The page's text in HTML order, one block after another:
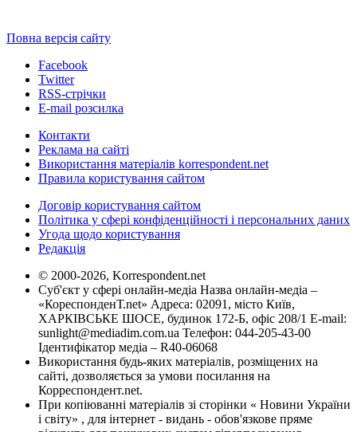
Повна версія сайту
Facebook
Twitter
RSS-стрічки
E-mail розсилка
Контакти
Реклама на сайті
Використання матеріалів korrespondent.net
Правила користування сайтом
Договір користування сайтом
Політика у сфері конфіденційності і персональних даних
Угода щодо користування
Редакція
© 2000-2026, Korrespondent.net
Суб'єкт у сфері онлайн-медіа Назва онлайн-медіа –
«КореспонденТ.net» Адреса: 02091, місто Київ,
ХАРКІВСЬКЕ ШОСЕ, будинок 172-Б, офіс 208/1 E-mail:
sunlight@mediadim.com.ua Телефон: 044-205-43-00
Ідентифікатор медіа – R40-06068
Використання будь-яких матеріалів, розміщених на
сайті, дозволяється за умови посилання на
Корреспондент.net.
При копіюванні матеріалів зі сторінки « Новини України
і світу» , для інтернет - видань - обов'язкове пряме